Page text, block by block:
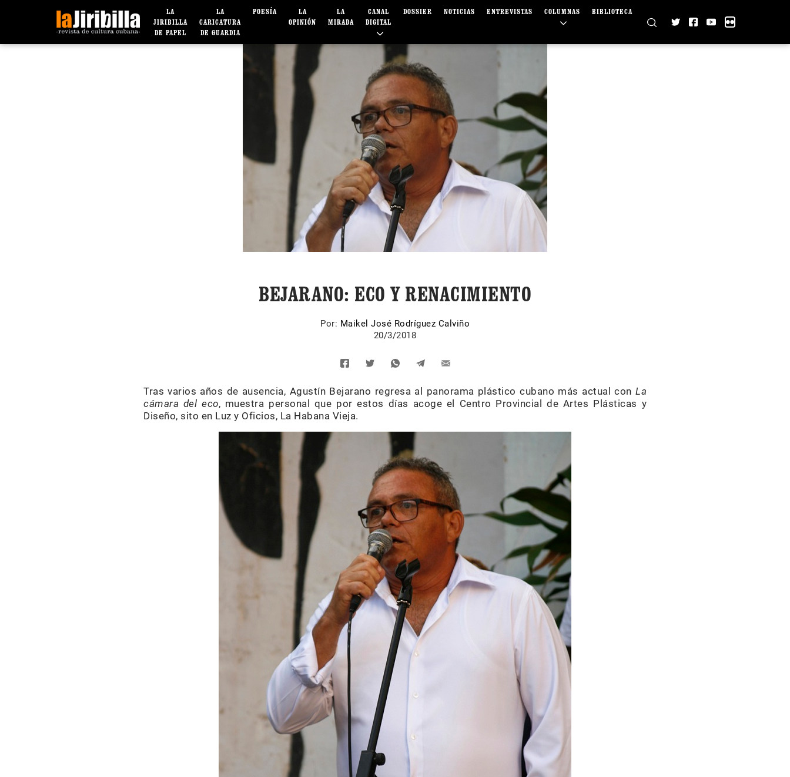
LA
JIRIBILLA
DE PAPEL
LA
CARICATURA
DE GUARDIA
POESÍA
LA
OPINIÓN
LA
MIRADA
CANAL
DIGITAL
DOSSIER NOTICIAS ENTREVISTAS COLUMNAS BIBLIOTECA
BEJARANO: ECO Y RENACIMIENTO
Por: Maikel José Rodríguez Calviño
20/3/2018
Tras varios años de ausencia, Agustín Bejarano regresa al panorama plástico cubano más actual con La
cámara del eco, muestra personal que por estos días acoge el Centro Provincial de Artes Plásticas y
Diseño, sito en Luz y Oficios, La Habana Vieja.